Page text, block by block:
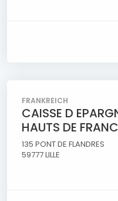
FRANKREICH
CAISSE D
HAUTS DE
135 PONT DE FLANDRES
59777 LILLE